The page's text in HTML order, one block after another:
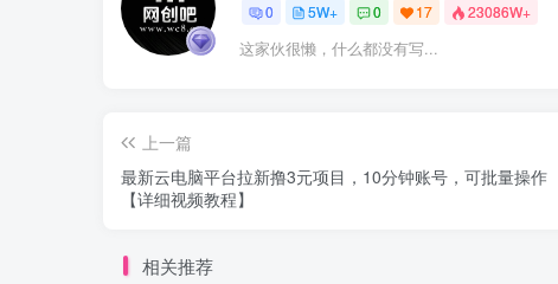
0 5W+ 0 17 23086W+
这家伙很懒，什么都没有写...
上一篇
最新云电脑平台拉新撸3元项目，10分钟账号，可批量操作
【详细视频教程】
相关推荐